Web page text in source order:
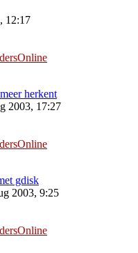
12:17
herkent
2003, 17:27
gdisk
2003, 9:25